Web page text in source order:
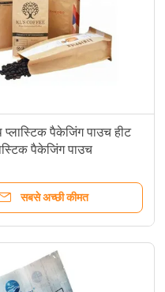
पैकेजिंग पाउच हीट
पैकेजिंग पाउच
सबसे अच्छी कीमत